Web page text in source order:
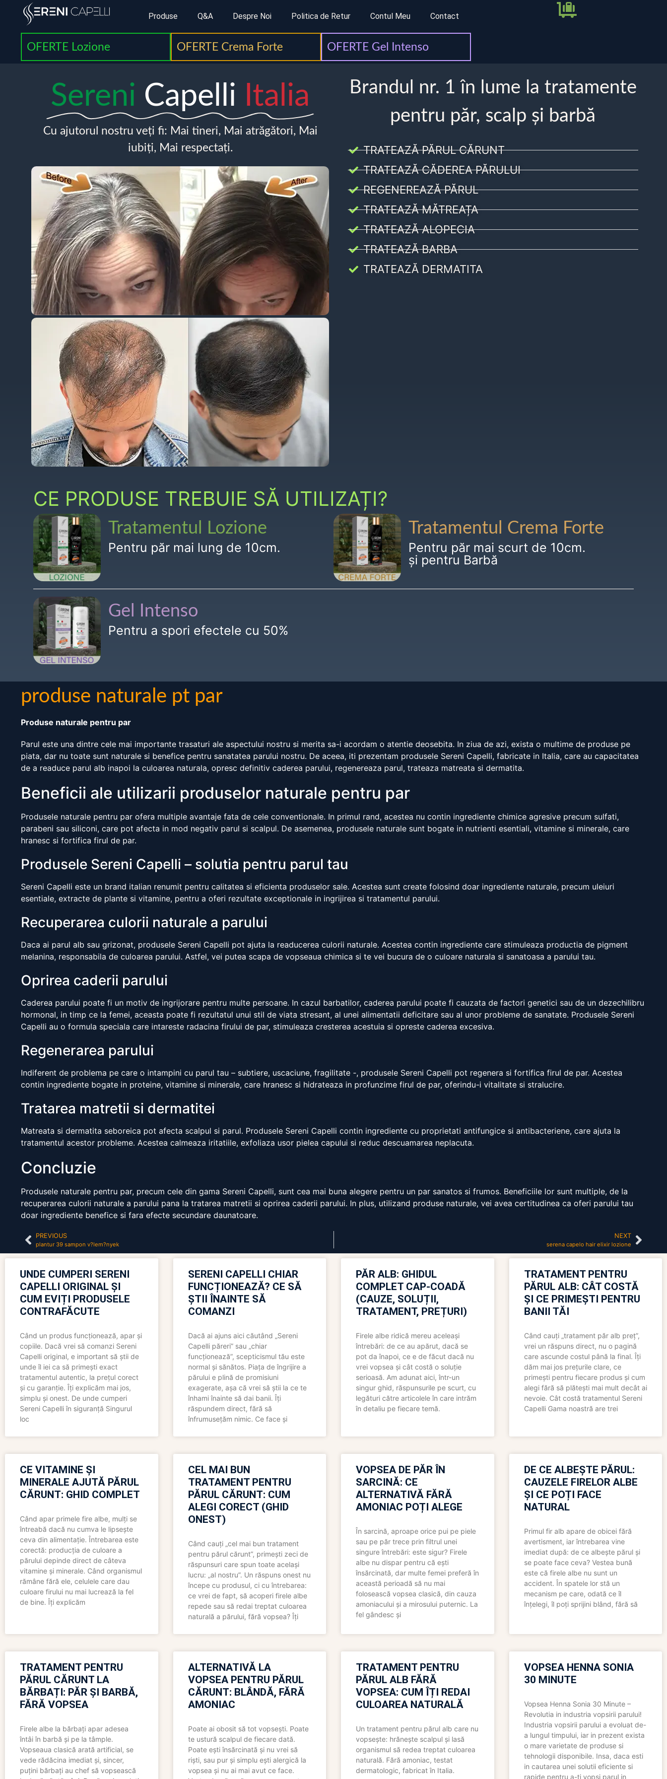
Produse Q&A Despre Noi Politica de Retur Contul Meu Contact
OFERTE Lozione OFERTE Crema Forte OFERTE Gel Intenso
Sereni Capelli Italia
Cu ajutorul nostru veți fi: Mai tineri, Mai atrăgători, Mai
iubiți, Mai respectați.
Brandul nr. 1 în lume la tratamente
pentru păr, scalp și barbă
TRATEAZĂ PĂRUL CĂRUNT
TRATEAZĂ CĂDEREA PĂRULUI
REGENEREAZĂ PĂRUL
TRATEAZĂ MĂTREAȚA
TRATEAZĂ ALOPECIA
TRATEAZĂ BARBA
TRATEAZĂ DERMATITA
CE PRODUSE TREBUIE SĂ UTILIZAȚI?
Tratamentul Lozione
Pentru păr mai lung de 10cm.
Tratamentul Crema Forte
Pentru păr mai scurt de 10cm.
și pentru Barbă
Gel Intenso
Pentru a spori efectele cu 50%
produse naturale pt par
Produse naturale pentru par
Parul este una dintre cele mai importante trasaturi ale aspectului nostru si merita sa-i acordam o atentie deosebita. In ziua de azi, exista o multime de produse pe
piata, dar nu toate sunt naturale si benefice pentru sanatatea parului nostru. De aceea, iti prezentam produsele Sereni Capelli, fabricate in Italia, care au capacitatea
de a readuce parul alb inapoi la culoarea naturala, opresc definitiv caderea parului, regenereaza parul, trateaza matreata si dermatita.
Beneficii ale utilizarii produselor naturale pentru par
Produsele naturale pentru par ofera multiple avantaje fata de cele conventionale. In primul rand, acestea nu contin ingrediente chimice agresive precum sulfati,
parabeni sau siliconi, care pot afecta in mod negativ parul si scalpul. De asemenea, produsele naturale sunt bogate in nutrienti esentiali, vitamine si minerale, care
hranesc si fortifica firul de par.
Produsele Sereni Capelli – solutia pentru parul tau
Sereni Capelli este un brand italian renumit pentru calitatea si eficienta produselor sale. Acestea sunt create folosind doar ingrediente naturale, precum uleiuri
esentiale, extracte de plante si vitamine, pentru a oferi rezultate exceptionale in ingrijirea si tratamentul parului.
Recuperarea culorii naturale a parului
Daca ai parul alb sau grizonat, produsele Sereni Capelli pot ajuta la readucerea culorii naturale. Acestea contin ingrediente care stimuleaza productia de pigment
melanina, responsabila de culoarea parului. Astfel, vei putea scapa de vopseaua chimica si te vei bucura de o culoare naturala si sanatoasa a parului tau.
Oprirea caderii parului
Caderea parului poate fi un motiv de ingrijorare pentru multe persoane. In cazul barbatilor, caderea parului poate fi cauzata de factori genetici sau de un dezechilibru
hormonal, in timp ce la femei, aceasta poate fi rezultatul unui stil de viata stresant, al unei alimentatii deficitare sau al unor probleme de sanatate. Produsele Sereni
Capelli au o formula speciala care intareste radacina firului de par, stimuleaza cresterea acestuia si opreste caderea excesiva.
Regenerarea parului
Indiferent de problema pe care o intampini cu parul tau – subtiere, uscaciune, fragilitate -, produsele Sereni Capelli pot regenera si fortifica firul de par. Acestea
contin ingrediente bogate in proteine, vitamine si minerale, care hranesc si hidrateaza in profunzime firul de par, oferindu-i vitalitate si stralucire.
Tratarea matretii si dermatitei
Matreata si dermatita seboreica pot afecta scalpul si parul. Produsele Sereni Capelli contin ingrediente cu proprietati antifungice si antibacteriene, care ajuta la
tratamentul acestor probleme. Acestea calmeaza iritatiile, exfoliaza usor pielea capului si reduc descuamarea neplacuta.
Concluzie
Produsele naturale pentru par, precum cele din gama Sereni Capelli, sunt cea mai buna alegere pentru un par sanatos si frumos. Beneficiile lor sunt multiple, de la
recuperarea culorii naturale a parului pana la tratarea matretii si oprirea caderii parului. In plus, utilizand produse naturale, vei avea certitudinea ca oferi parului tau
doar ingrediente benefice si fara efecte secundare daunatoare.
PREVIOUS
plantur 39 sampon v?lem?nyek
NEXT
serena capelo hair elixir lozione
UNDE CUMPERI SERENI
CAPELLI ORIGINAL ȘI
CUM EVIȚI PRODUSELE
CONTRAFĂCUTE
Când un produs funcționează, apar și
copiile. Dacă vrei să comanzi Sereni
Capelli original, e important să știi de
unde îl iei ca să primești exact
tratamentul autentic, la prețul corect
și cu garanție. Îți explicăm mai jos,
simplu și onest. De unde cumperi
Sereni Capelli în siguranță Singurul
loc
SERENI CAPELLI CHIAR
FUNCȚIONEAZĂ? CE SĂ
ȘTII ÎNAINTE SĂ
COMANZI
Dacă ai ajuns aici căutând „Sereni
Capelli păreri” sau „chiar
funcționează”, scepticismul tău este
normal și sănătos. Piața de îngrijire a
părului e plină de promisiuni
exagerate, așa că vrei să știi la ce te
înhami înainte să dai banii. Îți
răspundem direct, fără să
înfrumusețăm nimic. Ce face și
PĂR ALB: GHIDUL
COMPLET CAP-COADĂ
(CAUZE, SOLUȚII,
TRATAMENT, PREȚURI)
Firele albe ridică mereu aceleași
întrebări: de ce au apărut, dacă se
pot da înapoi, ce e de făcut dacă nu
vrei vopsea și cât costă o soluție
serioasă. Am adunat aici, într-un
singur ghid, răspunsurile pe scurt, cu
legături către articolele în care intrăm
în detaliu pe fiecare temă.
TRATAMENT PENTRU
PĂRUL ALB: CÂT COSTĂ
ȘI CE PRIMEȘTI PENTRU
BANII TĂI
Când cauți „tratament păr alb preț”,
vrei un răspuns direct, nu o pagină
care ascunde costul până la final. Îți
dăm mai jos prețurile clare, ce
primești pentru fiecare produs și cum
alegi fără să plătești mai mult decât ai
nevoie. Cât costă tratamentul Sereni
Capelli Gama noastră are trei
CE VITAMINE ȘI
MINERALE AJUTĂ PĂRUL
CĂRUNT: GHID COMPLET
Când apar primele fire albe, mulți se
întreabă dacă nu cumva le lipsește
ceva din alimentație. Întrebarea este
corectă: producția de culoare a
părului depinde direct de câteva
vitamine și minerale. Când organismul
rămâne fără ele, celulele care dau
culoare firului nu mai lucrează la fel
de bine. Îți explicăm
CEL MAI BUN
TRATAMENT PENTRU
PĂRUL CĂRUNT: CUM
ALEGI CORECT (GHID
ONEST)
Când cauți „cel mai bun tratament
pentru părul cărunt”, primești zeci de
răspunsuri care spun toate același
lucru: „al nostru”. Un răspuns onest nu
începe cu produsul, ci cu întrebarea:
ce vrei de fapt, să acoperi firele albe
repede sau să redai treptat culoarea
naturală a părului, fără vopsea? Îți
VOPSEA DE PĂR ÎN
SARCINĂ: CE
ALTERNATIVĂ FĂRĂ
AMONIAC POȚI ALEGE
În sarcină, aproape orice pui pe piele
sau pe păr trece prin filtrul unei
singure întrebări: este sigur? Firele
albe nu dispar pentru că ești
însărcinată, dar multe femei preferă în
această perioadă să nu mai
folosească vopsea clasică, din cauza
amoniacului și a mirosului puternic. La
fel gândesc și
DE CE ALBEȘTE PĂRUL:
CAUZELE FIRELOR ALBE
ȘI CE POȚI FACE
NATURAL
Primul fir alb apare de obicei fără
avertisment, iar întrebarea vine
imediat după: de ce albește părul și
se poate face ceva? Vestea bună
este că firele albe nu sunt un
accident. În spatele lor stă un
mecanism pe care, odată ce îl
înțelegi, îl poți sprijini blând, fără să
TRATAMENT PENTRU
PĂRUL CĂRUNT LA
BĂRBAȚI: PĂR ȘI BARBĂ,
FĂRĂ VOPSEA
Firele albe la bărbați apar adesea
întâi în barbă și pe la tâmple.
Vopseaua clasică arată artificial, se
vede rădăcina imediat și, sincer,
puțini bărbați au chef să vopsească
ALTERNATIVĂ LA
VOPSEA PENTRU PĂRUL
CĂRUNT: BLÂNDĂ, FĂRĂ
AMONIAC
Poate ai obosit să tot vopsești. Poate
te ustură scalpul de fiecare dată.
Poate ești însărcinată și nu vrei să
riști, sau pur și simplu ești alergică la
vopsea și nu ai mai avut ce face.
TRATAMENT PENTRU
PĂRUL ALB FĂRĂ
VOPSEA: CUM ÎȚI REDAI
CULOAREA NATURALĂ
Un tratament pentru părul alb care nu
vopsește: hrănește scalpul și lasă
organismul să redea treptat culoarea
naturală. Fără amoniac, testat
dermatologic, fabricat în Italia.
VOPSEA HENNA SONIA
30 MINUTE
Vopsea Henna Sonia 30 Minute –
Revolutia in industria vopsirii parului!
Industria vopsirii parului a evoluat de-
a lungul timpului, iar in prezent exista
o mare varietate de produse si
tehnologii disponibile. Insa, daca esti
in cautarea unei solutii eficiente si
rapide pentru a-ti vopsi parul in